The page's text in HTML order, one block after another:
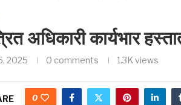
अधिकारी कार्यभार
2025 0 comments 1.3K views
0